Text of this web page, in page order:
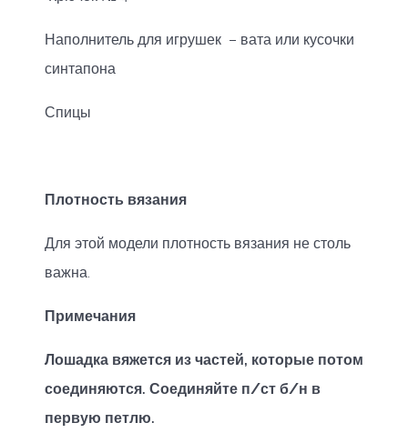
Наполнитель для игрушек – вата или кусочки
синтапона
Спицы
Плотность вязания
Для этой модели плотность вязания не столь
важна.
Примечания
Лошадка вяжется из частей, которые потом
соединяются. Соединяйте п/ст б/н в
первую петлю.